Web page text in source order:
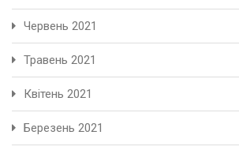
Червень 2021
Травень 2021
Квітень 2021
Березень 2021